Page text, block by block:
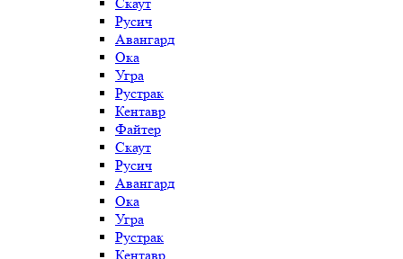
Русич
Авангард
Ока
Угра
Рустрак
Кентавр
Файтер
Скаут
Русич
Авангард
Ока
Угра
Рустрак
Кентавр